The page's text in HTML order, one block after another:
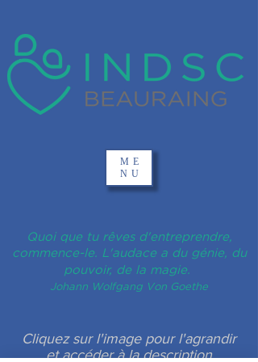
ME
NU
Quoi que tu rêves d'entreprendre,
commence-le. L'audace a du génie, du
pouvoir, de la magie.
Johann Wolfgang Von Goethe
Cliquez sur l'image pour l'agrandir
et accéder à la description